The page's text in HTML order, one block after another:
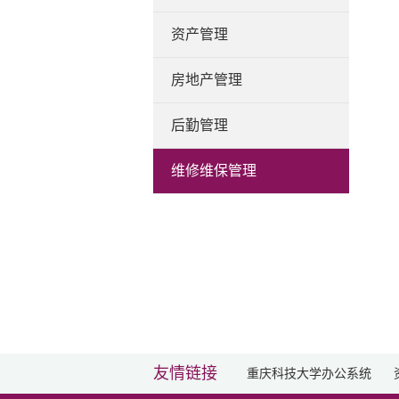
资产管理
房地产管理
后勤管理
维修维保管理
友情链接 重庆科技大学办公系统